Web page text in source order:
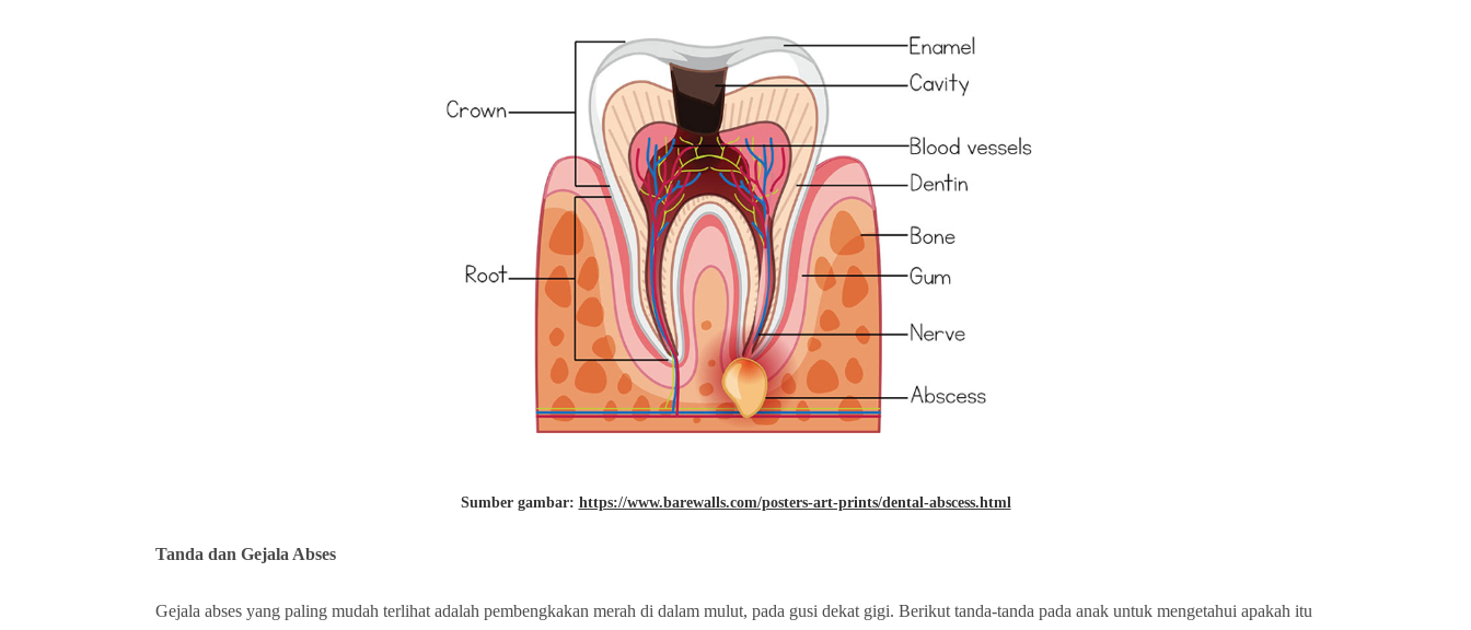
Sumber gambar: https://www.barewalls.com/posters-art-prints/dental-abscess.html
Tanda dan Gejala Abses
Gejala abses yang paling mudah terlihat adalah pembengkakan merah di dalam mulut, pada gusi dekat gigi. Berikut tanda-tanda pada anak untuk mengetahui apakah itu